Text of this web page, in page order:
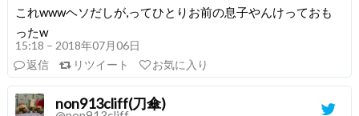
これwwwヘソだしが,ってひとりお前の息子やんけっておも
ったw
15:18 – 2018年07月06日
返信
リツイート お気に入り
non913cliff(刀傘)